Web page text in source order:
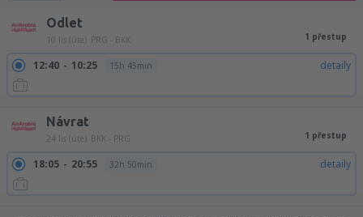
Odlet
10 lis (úte) PRG - BKK 1 přestup
12:40 10:25 15h 45min detaily
Návrat
24 lis (úte) BKK - PRG 1 přestup
18:05 20:55 32h 50min detaily